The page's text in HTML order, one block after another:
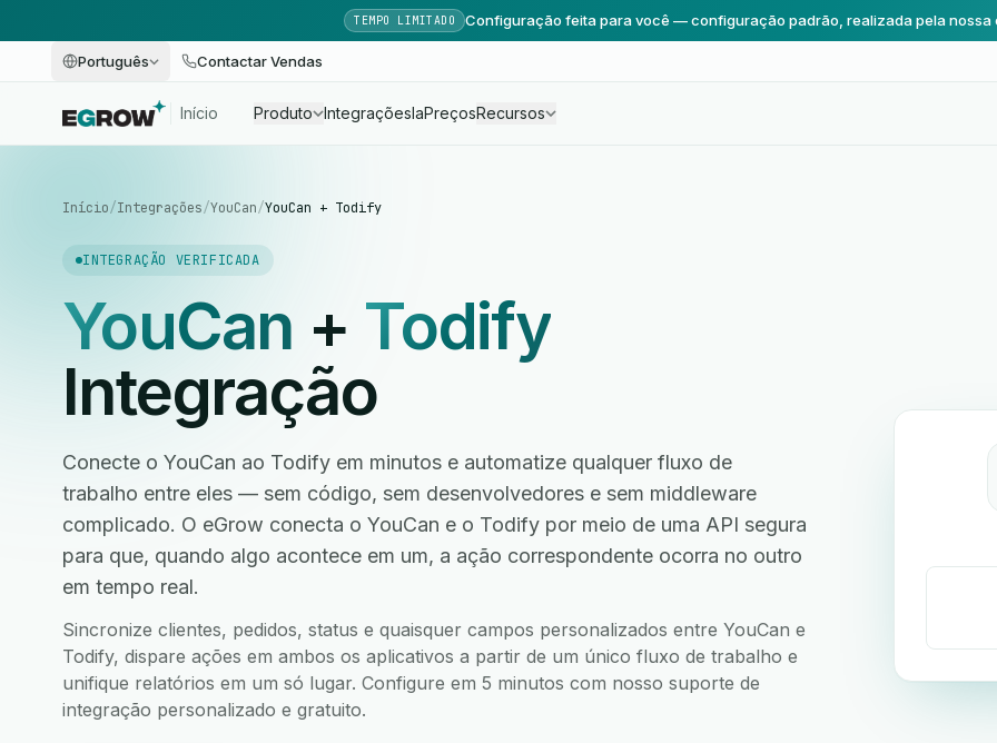
TEMPO LIMITADO Configuração feita para você — configuração padrão, realizada pela nossa
Português Contactar Vendas
Início Produto IntegraçõesIaPreçosRecursos
Início/Integrações/YouCan/YouCan + Todify
INTEGRAÇÃO VERIFICADA
YouCan + Todify
Integração
Conecte o YouCan ao Todify em minutos e automatize qualquer fluxo de
trabalho entre eles — sem código, sem desenvolvedores e sem middleware
complicado. O eGrow conecta o YouCan e o Todify por meio de uma API segura
para que, quando algo acontece em um, a ação correspondente ocorra no outro
em tempo real.
Sincronize clientes, pedidos, status e quaisquer campos personalizados entre YouCan e
Todify, dispare ações em ambos os aplicativos a partir de um único fluxo de trabalho e
unifique relatórios em um só lugar. Configure em 5 minutos com nosso suporte de
integração personalizado e gratuito.